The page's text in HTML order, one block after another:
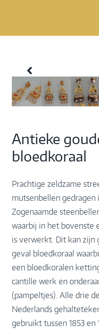
Antieke
bloedkoraal
Prachtige zeldzame
mutsenbellen gedragen
Zogenaamde
waarbij in het bovenste
is verwerkt. Dit kan zijn
geval bloedkoraal
een bloedkoralen
cantille werk en
(pampeltjes). Alle drie
Nederlands
gebruikt tussen 1853